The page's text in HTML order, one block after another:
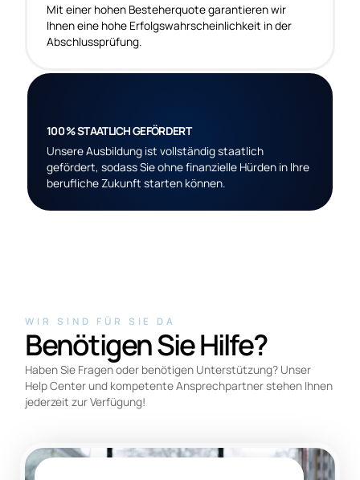
Mit einer hohen Besteherquote garantieren wir
Ihnen eine hohe Erfolgswahrscheinlichkeit in der
Abschlussprüfung.
100 % STAATLICH GEFÖRDERT
Unsere Ausbildung ist vollständig staatlich
gefördert, sodass Sie ohne finanzielle Hürden in Ihre
berufliche Zukunft starten können.
WIR SIND FÜR SIE DA
Benötigen Sie Hilfe?
Haben Sie Fragen oder benötigen Unterstützung? Unser
Help Center und kompetente Ansprechpartner stehen Ihnen
jederzeit zur Verfügung!